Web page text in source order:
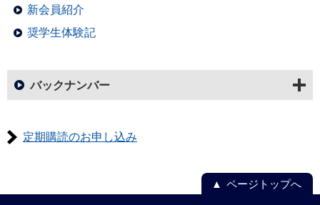
新会員紹介
奨学生体験記
バックナンバー
定期購読のお申し込み
ページトップへ